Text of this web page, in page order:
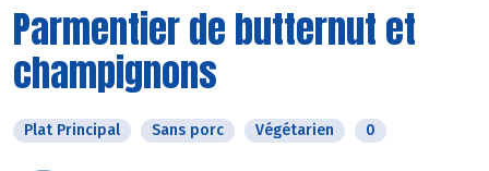
Parmentier de butternut et
champignons
Plat Principal Sans porc Végétarien 0